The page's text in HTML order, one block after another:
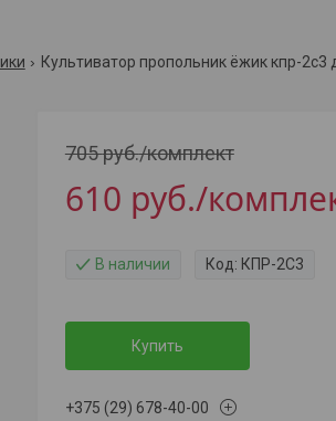
Культиватор пропольник ёжик кпр-2с3
705руб./комплект
610 руб./
В наличии Код: КПР-2С3
Купить
+375 (29) 678-40-00